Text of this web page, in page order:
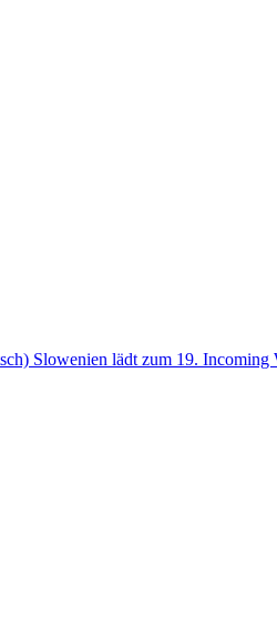
Slowenien lädt zum 19. Incoming